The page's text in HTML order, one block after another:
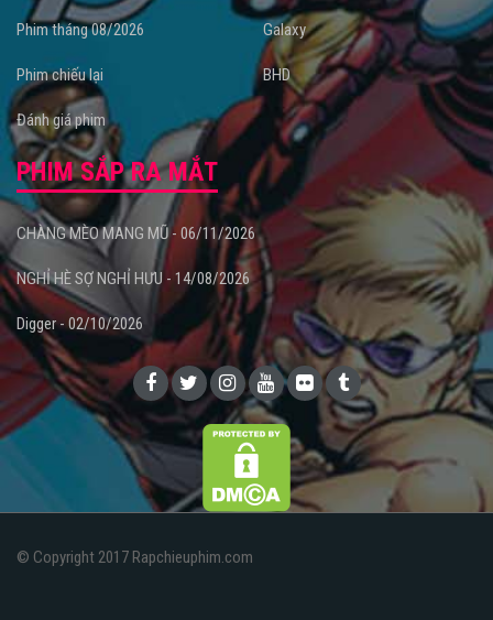
Phim tháng 08/2026
Phim chiếu lại
Đánh giá phim
Galaxy
BHD
PHIM SẮP RA MẮT
CHÀNG MÈO MANG MŨ - 06/11/2026
NGHỈ HÈ SỢ NGHỈ HƯU - 14/08/2026
Digger - 02/10/2026
© Copyright 2017 Rapchieuphim.com